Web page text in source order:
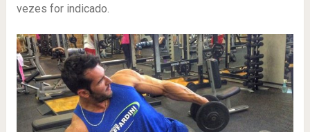
vezes for indicado.